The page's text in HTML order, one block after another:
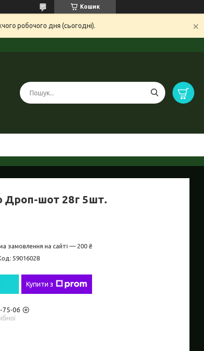
Кошик
робочого дня (сьогодні).
Дроп-шот 28г 5шт.
замовлення на сайті — 200 ₴
59016028
Купити з
75-06